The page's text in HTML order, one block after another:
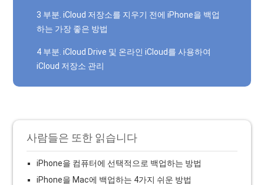
3 부분. iCloud 저장소를 지우기 전에 iPhone을 백업
하는 가장 좋은 방법
4 부분. iCloud Drive 및 온라인 iCloud를 사용하여
iCloud 저장소 관리
사람들은 또한 읽습니다
iPhone을 컴퓨터에 선택적으로 백업하는 방법
iPhone을 Mac에 백업하는 4가지 쉬운 방법